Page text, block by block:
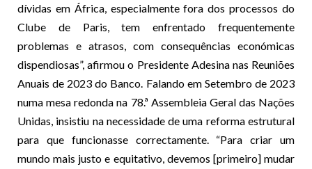
dívidas em África, especialmente fora dos processos do
Clube de Paris, tem enfrentado frequentemente
problemas e atrasos, com consequências económicas
dispendiosas”, afirmou o Presidente Adesina nas Reuniões
Anuais de 2023 do Banco. Falando em Setembro de 2023
numa mesa redonda na 78.ª Assembleia Geral das Nações
Unidas, insistiu na necessidade de uma reforma estrutural
para que funcionasse correctamente. “Para criar um
mundo mais justo e equitativo, devemos [primeiro] mudar